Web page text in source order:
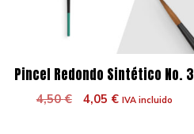
Pincel Redondo Sintético No. 3
4,50€
El
4,05 €ElIVA incluido